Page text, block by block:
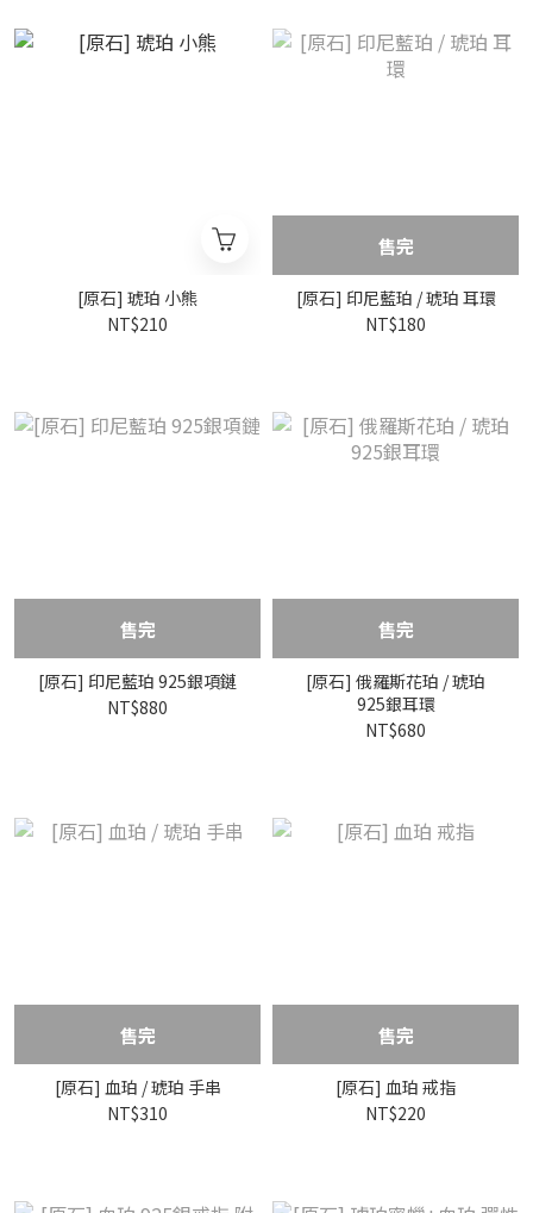
[原石] 琥珀 小熊
NT$210
售完
[原石] 印尼藍珀 / 琥珀 耳環
NT$180
售完
[原石] 印尼藍珀 925銀項鏈
NT$880
售完
[原石] 俄羅斯花珀 / 琥珀
925銀耳環
NT$680
售完
[原石] 血珀 / 琥珀 手串
NT$310
售完
[原石] 血珀 戒指
NT$220